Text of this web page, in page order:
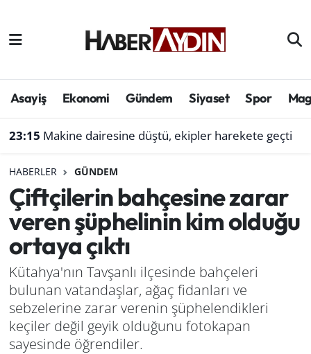
Asayiş Ekonomi Gündem Siyaset Spor
23:15 Makine dairesine düştü, ekipler harekete geçti
HABERLER GÜNDEM
Çiftçilerin bahçesine zarar
veren şüphelinin kim olduğu
ortaya çıktı
Kütahya'nın Tavşanlı ilçesinde bahçeleri
bulunan vatandaşlar, ağaç fidanları ve
sebzelerine zarar verenin şüphelendikleri
keçiler değil geyik olduğunu fotokapan
sayesinde öğrendiler.
Afyonkarahisar
Çevre
Genel
Haber
Izmir
Kütahya
Manisa
Aydın Hava Durumu
Süper Lig Puan Durumu ve Fikstür
Son Dakika Haberleri
Haber Arşivi